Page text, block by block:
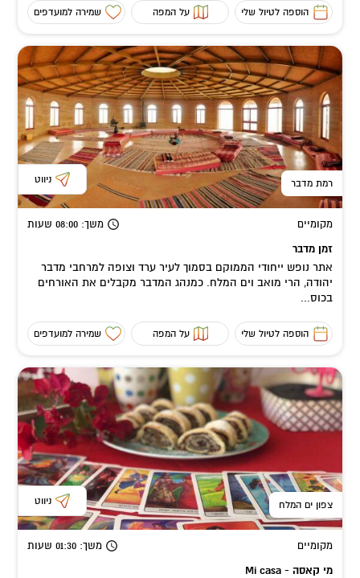
הוספה לטיול שלי על המפה שמירה למועדפים
רמת מדבר ניווט
מקומיים משך: 08:00 שעות
זמן מדבר
אתר נופש ייחודי הממוקם בסמוך לעיר ערד וצופה למרחבי מדבר
יהודה, הרי מואב וים המלח. כמנהג המדבר מקבלים את האורחים
בכוס...
הוספה לטיול שלי על המפה שמירה למועדפים
צפון ים המלח ניווט
מקומיים משך: 01:30 שעות
מי קאסה - Mi casa